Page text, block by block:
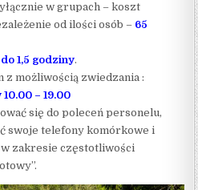
w grupach – koszt
od ilości osób – 65
do 1,5 godziny.
z możliwością zwiedzania :
– 19.00
się do poleceń personelu,
swoje telefony komórkowe i
zakresie częstotliwości